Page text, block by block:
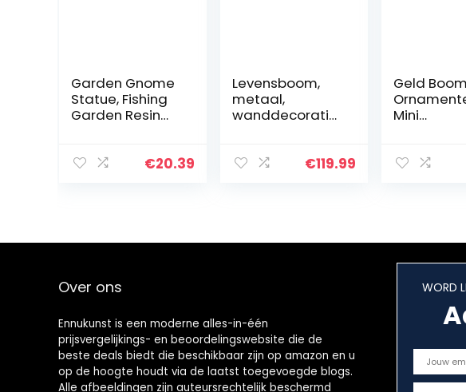
Garden Gnome
Statue, Fishing
Garden Resin
Figures Decor
€20.39
Levensboom,
metaal,
wanddecoratie,
sculptuur voor
€119.99
Geld Boom
Mini
Beeldjes
Decor,
Over ons
Ennukunst is een moderne alles-in-één
prijsvergelijkings- en beoordelingswebsite die de
beste deals biedt die beschikbaar zijn op amazon en u
op de hoogte houdt via de laatst toegevoegde blogs.
Alle afbeeldingen zijn auteursrechtelijk beschermd
WORD